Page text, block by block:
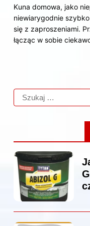
Kuna domowa, jako
niewiarygodnie
się z zaproszeniami.
łącząc w sobie